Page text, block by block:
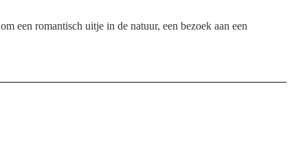
een romantisch uitje in de natuur, een bezoek aan een